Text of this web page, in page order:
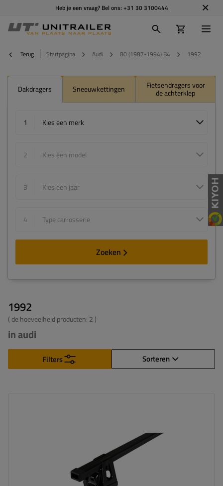
Heb je een vraag? Bel ons: +31 30 3100444
Terug Startpagina Audi 80 (1987-1994) B4 1992
Dakdragers Sneeuwkettingen Fietsendragers voor
de achterklep
1 Kies een merk
2 Kies een model
3 Kies een jaar
4 Type carrosserie
Zoeken
1992
( de hoeveelheid producten: 2 )
in audi
Sorteren
Filters